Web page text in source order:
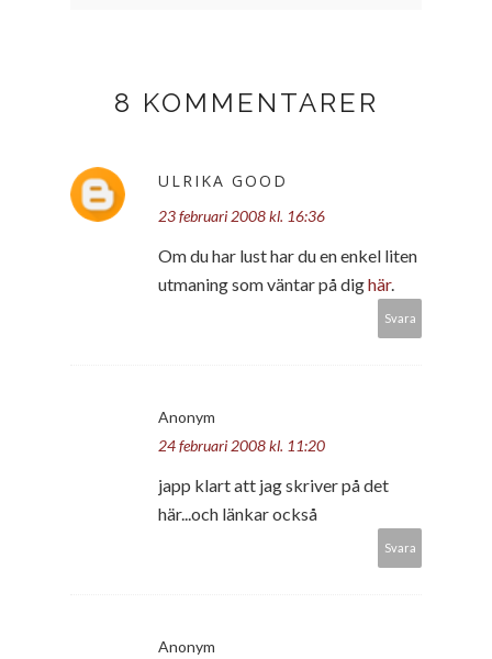
8 KOMMENTARER
ULRIKA GOOD
23 februari 2008 kl. 16:36
Om du har lust har du en enkel liten
utmaning som väntar på dighär.
Svara
Anonym
24 februari 2008 kl. 11:20
japp klart att jag skriver på det
här...och länkar också
Svara
Anonym